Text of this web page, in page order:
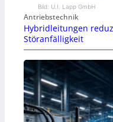
Bild: U.I. Lapp GmbH
Antriebstechnik
Hybridleitungen
Störanfälligkeit